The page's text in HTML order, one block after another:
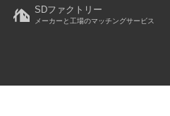
SDファクトリー
メーカーと工場のマッチングサービス